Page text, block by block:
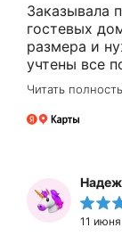
Заказывала
гостевых
размера и
учтены все
быстро.
гостей,
Читать
11